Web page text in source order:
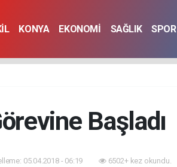
KONYA EKONOMİ SAĞLIK SPOR
Başladı
05.04.2018 - 06:19 6502+ kez okundu.